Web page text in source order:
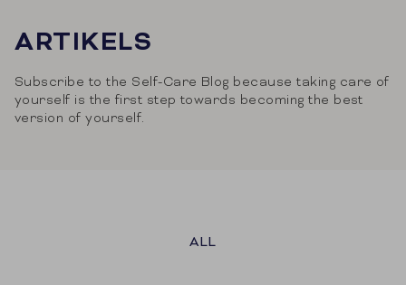
ARTIKELS
Subscribe to the Self-Care Blog because taking care of
yourself is the first step towards becoming the best
version of yourself.
ALL